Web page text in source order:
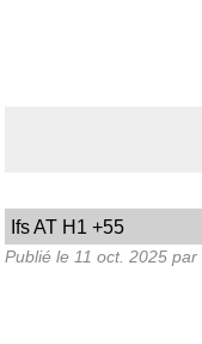
Ifs AT H1 +55
Publié le 11 oct. 2025 par